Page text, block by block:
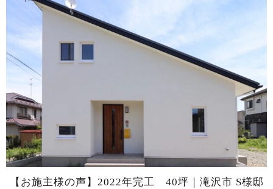
【お施主様の声】2022年完工 40坪｜滝沢市 S様邸